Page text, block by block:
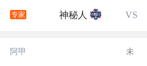
专家 神秘人 VS
阿甲 未